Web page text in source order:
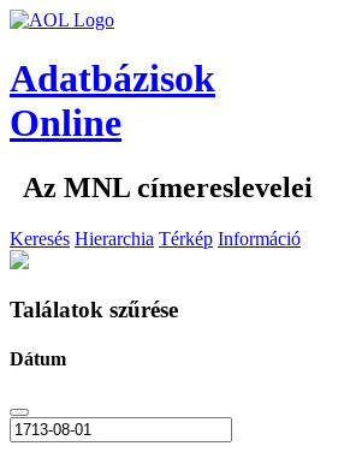
Adatbázisok
Online
Az MNL címereslevelei
Keresés Hierarchia Térkép Információ
Találatok szűrése
Dátum